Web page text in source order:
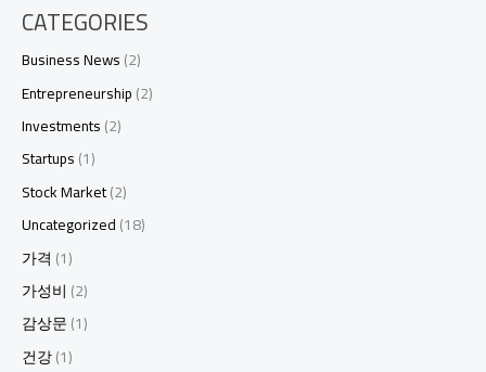
하
제
목
으
로
만
들
어
드
리
겠
습
니
다.
CATEGORIES
Business News(2)
Entrepreneurship(2)
Investments(2)
Startups(1)
Stock Market(2)
Uncategorized(18)
가격 (1)
가성비 (2)
감상문(1)
건강(1)